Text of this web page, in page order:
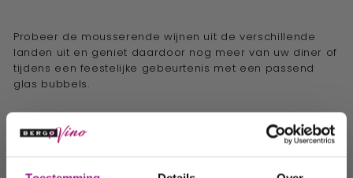
Probeer de mousserende wijnen uit de verschillende
landen uit en geniet daardoor nog meer van uw diner of
tijdens een feestelijke gebeurtenis met een passend
glas bubbels.
Persoonlijk wijnadvies